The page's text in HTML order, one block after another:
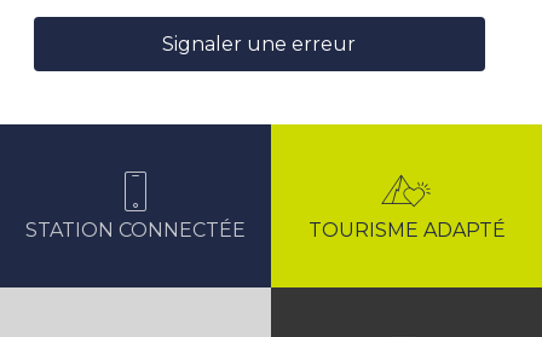
Signaler une erreur
STATION CONNECTÉE TOURISME ADAPTÉ